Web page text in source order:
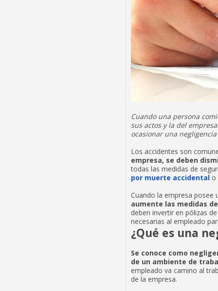
Cuando una persona
sus actos y la del
ocasionar una
Los accidentes son
empresa, se deben
todas las medidas de
por muerte accidental o
Cuando la empresa
aumente las medidas
deben invertir en pólizas
necesarias al empleado
¿Qué es una
Se conoce como
de un ambiente de
empleado va camino al
de la empresa.